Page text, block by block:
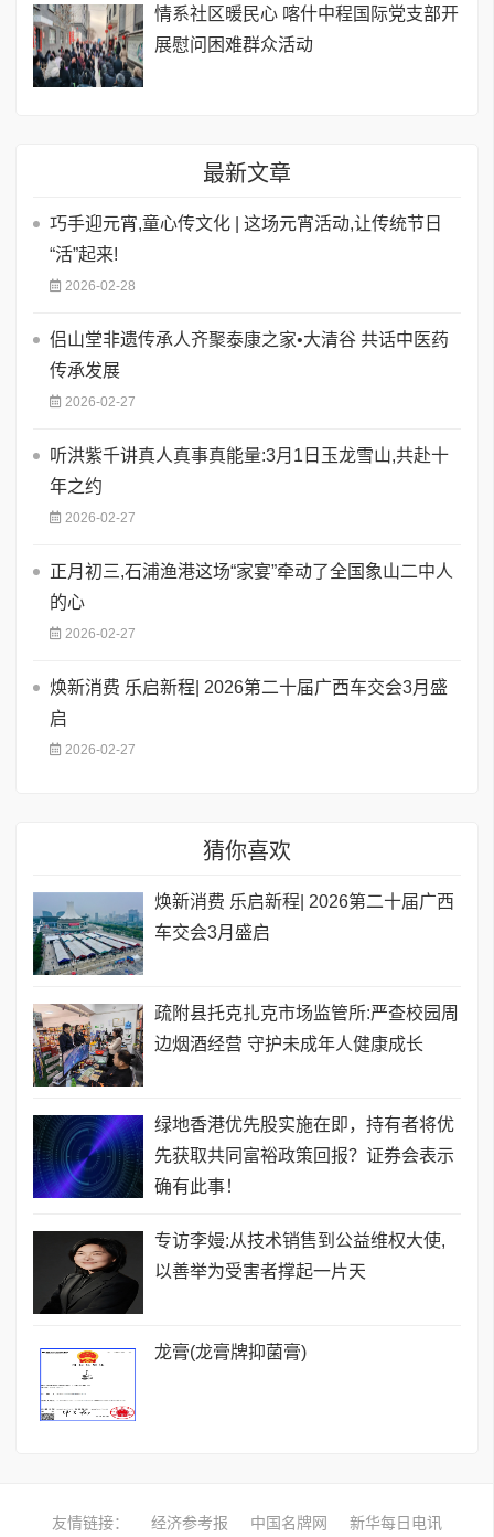
情系社区暖民心 喀什中程国际党支部开
展慰问困难群众活动
最新文章
巧手迎元宵,童心传文化 | 这场元宵活动,让传统节日
“活”起来!
2026-02-28
侣山堂非遗传承人齐聚泰康之家•大清谷 共话中医药
传承发展
2026-02-27
听洪紫千讲真人真事真能量:3月1日玉龙雪山,共赴十
年之约
2026-02-27
正月初三,石浦渔港这场“家宴”牵动了全国象山二中人
的心
2026-02-27
焕新消费 乐启新程| 2026第二十届广西车交会3月盛
启
2026-02-27
猜你喜欢
焕新消费 乐启新程| 2026第二十届广西
车交会3月盛启
疏附县托克扎克市场监管所:严查校园周
边烟酒经营 守护未成年人健康成长
绿地香港优先股实施在即，持有者将优
先获取共同富裕政策回报？证券会表示
确有此事！
专访李嫚:从技术销售到公益维权大使,
以善举为受害者撑起一片天
龙膏(龙膏牌抑菌膏)
友情链接： 经济参考报 中国名牌网 新华每日电讯